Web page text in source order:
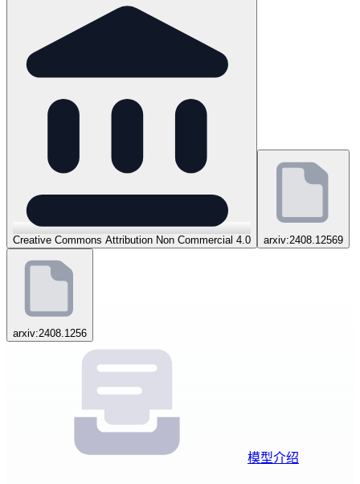
Creative Commons Attribution Non Commercial 4.0 arxiv:2408.12569
arxiv:2408.1256
模型介绍